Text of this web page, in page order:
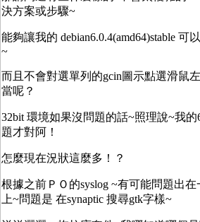
決方案或步驟~
能夠讓我的 debian6.0.4(amd64)stable 可
~
而且不會對選單列的gcin圖示點選滑鼠
當呢？
32bit 環境如果沒問題的話~照理說~我
題才對阿！
怎麼現在況狀這麼多！？
根據之前ＰＯ的syslog ~有可能問題出
上~問題是 在synaptic 搜尋gtk字樣~